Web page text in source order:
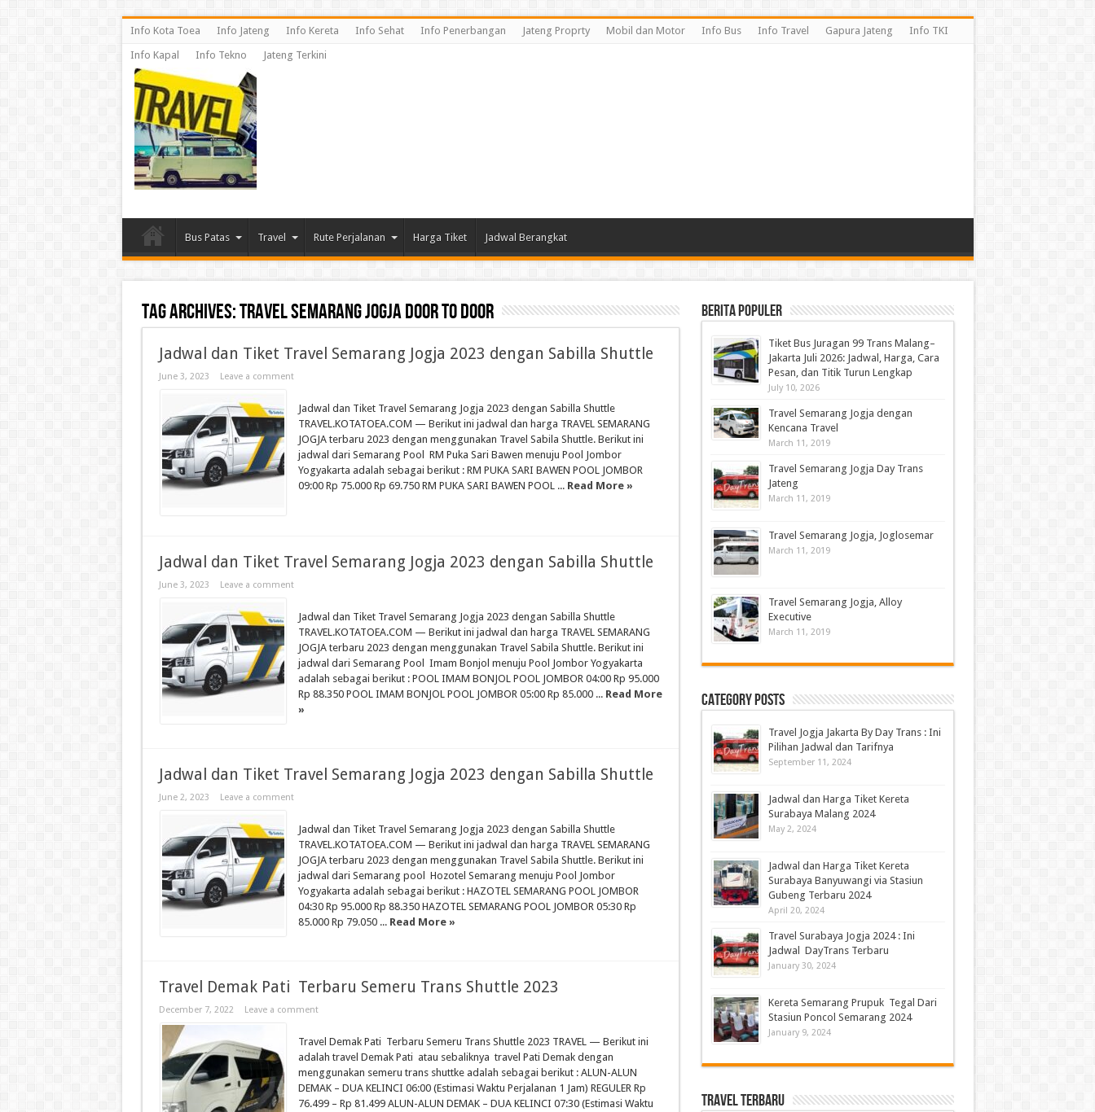
Info Kota Toea Info Jateng Info Kereta Info Sehat Info Penerbangan Jateng Proprty Mobil dan Motor Info Bus Info Travel Gapura Jateng
Info TKI
Info Kapal
Info Tekno Jateng Terkini
Bus Patas Travel Rute Perjalanan Harga Tiket Jadwal Berangkat
Tag Archives:travel semarang jogja door to door
Jadwal dan Tiket Travel Semarang Jogja 2023 dengan Sabilla Shuttle
June 3, 2023 Leave a comment
Jadwal dan Tiket Travel Semarang Jogja 2023 dengan Sabilla Shuttle
TRAVEL.KOTATOEA.COM — Berikut ini jadwal dan harga TRAVEL SEMARANG
JOGJA terbaru 2023 dengan menggunakan Travel Sabila Shuttle. Berikut ini
jadwal dari Semarang Pool RM Puka Sari Bawen menuju Pool Jombor
Yogyakarta adalah sebagai berikut : RM PUKA SARI BAWEN POOL JOMBOR
09:00 Rp 75.000 Rp 69.750 RM PUKA SARI BAWEN POOL ... Read More »
Jadwal dan Tiket Travel Semarang Jogja 2023 dengan Sabilla Shuttle
June 3, 2023 Leave a comment
Jadwal dan Tiket Travel Semarang Jogja 2023 dengan Sabilla Shuttle
TRAVEL.KOTATOEA.COM — Berikut ini jadwal dan harga TRAVEL SEMARANG
JOGJA terbaru 2023 dengan menggunakan Travel Sabila Shuttle. Berikut ini
jadwal dari Semarang Pool Imam Bonjol menuju Pool Jombor Yogyakarta
adalah sebagai berikut : POOL IMAM BONJOL POOL JOMBOR 04:00 Rp 95.000
Rp 88.350 POOL IMAM BONJOL POOL JOMBOR 05:00 Rp 85.000 ... Read More
»
Jadwal dan Tiket Travel Semarang Jogja 2023 dengan Sabilla Shuttle
June 2, 2023 Leave a comment
Jadwal dan Tiket Travel Semarang Jogja 2023 dengan Sabilla Shuttle
TRAVEL.KOTATOEA.COM — Berikut ini jadwal dan harga TRAVEL SEMARANG
JOGJA terbaru 2023 dengan menggunakan Travel Sabila Shuttle. Berikut ini
jadwal dari Semarang pool Hozotel Semarang menuju Pool Jombor
Yogyakarta adalah sebagai berikut : HAZOTEL SEMARANG POOL JOMBOR
04:30 Rp 95.000 Rp 88.350 HAZOTEL SEMARANG POOL JOMBOR 05:30 Rp
85.000 Rp 79.050 ... Read More »
Travel Demak Pati Terbaru Semeru Trans Shuttle 2023
December 7, 2022 Leave a comment
Travel Demak Pati Terbaru Semeru Trans Shuttle 2023 TRAVEL — Berikut ini
adalah travel Demak Pati atau sebaliknya travel Pati Demak dengan
menggunakan semeru trans shuttke adalah sebagai berikut : ALUN-ALUN
DEMAK – DUA KELINCI 06:00 (Estimasi Waktu Perjalanan 1 Jam) REGULER Rp
76.499 – Rp 81.499 ALUN-ALUN DEMAK – DUA KELINCI 07:30 (Estimasi Waktu
Berita Populer
Tiket Bus Juragan 99 Trans Malang–
Jakarta Juli 2026: Jadwal, Harga, Cara
Pesan, dan Titik Turun Lengkap
July 10, 2026
Travel Semarang Jogja dengan
Kencana Travel
March 11, 2019
Travel Semarang Jogja Day Trans
Jateng
March 11, 2019
Travel Semarang Jogja, Joglosemar
March 11, 2019
Travel Semarang Jogja, Alloy
Executive
March 11, 2019
Category Posts
Travel Jogja Jakarta By Day Trans : Ini
Pilihan Jadwal dan Tarifnya
September 11, 2024
Jadwal dan Harga Tiket Kereta
Surabaya Malang 2024
May 2, 2024
Jadwal dan Harga Tiket Kereta
Surabaya Banyuwangi via Stasiun
Gubeng Terbaru 2024
April 20, 2024
Travel Surabaya Jogja 2024 : Ini
Jadwal DayTrans Terbaru
January 30, 2024
Kereta Semarang Prupuk Tegal Dari
Stasiun Poncol Semarang 2024
January 9, 2024
Travel Terbaru